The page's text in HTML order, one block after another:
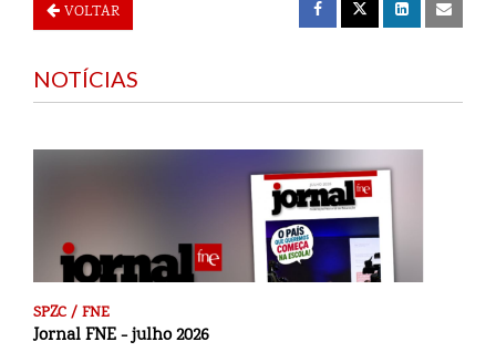
VOLTAR
NOTÍCIAS
SPZC / FNE
Jornal FNE - julho 2026